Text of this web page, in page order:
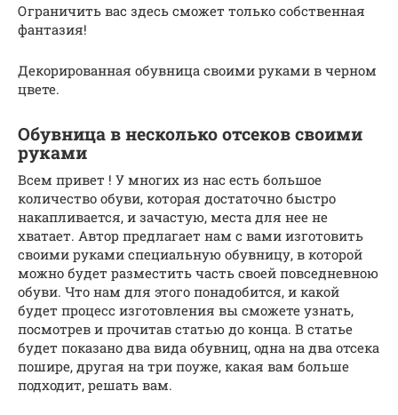
Ограничить вас здесь сможет только собственная
фантазия!
Декорированная обувница своими руками в черном
цвете.
Обувница в несколько отсеков своими
руками
Всем привет ! У многих из нас есть большое
количество обуви, которая достаточно быстро
накапливается, и зачастую, места для нее не
хватает. Автор предлагает нам с вами изготовить
своими руками специальную обувницу, в которой
можно будет разместить часть своей повседневною
обуви. Что нам для этого понадобится, и какой
будет процесс изготовления вы сможете узнать,
посмотрев и прочитав статью до конца. В статье
будет показано два вида обувниц, одна на два отсека
пошире, другая на три поуже, какая вам больше
подходит, решать вам.